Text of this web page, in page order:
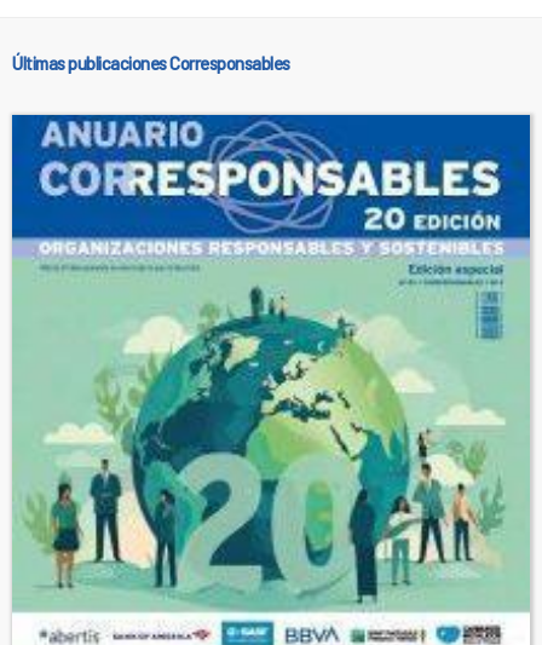
Últimas publicaciones Corresponsables